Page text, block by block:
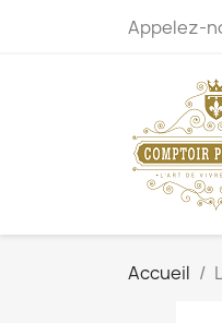
Appelez-
Accueil